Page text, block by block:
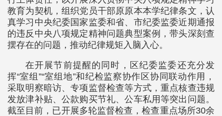
教育为契机，组织党员干部原原本本学纪律条文，认
真学习中央纪委国家监委和省、市纪委监委近期通报
的违反中央八项规定精神问题典型案例，带头深刻查
摆存在的问题，推动纪律规矩入脑入心。
在开展节前提醒的同时，区纪委监委还充分发
挥“室组”“室组地”和纪检监察协作区协同联动作用，
采取明察暗访、专项监督检查等方式，重点核查违规
发放津补贴、公款购买节礼、公车私用等突出问题。
截至目前，已开展多轮监督检查，检查重点场所30余